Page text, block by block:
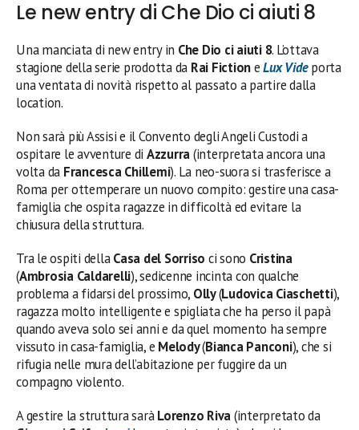
Le new entry di Che Dio ci aiuti 8
Una manciata di new entry in Che Dio ci aiuti 8. L’ottava
stagione della serie prodotta da Rai FictioneLux Videporta
una ventata di novità rispetto al passato a partire dalla
location.
Non sarà più Assisi e il Convento degli Angeli Custodi a
ospitare le avventure di Azzurra(interpretata ancora una
volta da Francesca Chillemi). La neo-suora si trasferisce a
Roma per ottemperare un nuovo compito: gestire una casa-
famiglia che ospita ragazze in difficoltà ed evitare la
chiusura della struttura.
Tra le ospiti dellaCasa del Sorriso ci sono Cristina
(Ambrosia Caldarelli), sedicenne incinta con qualche
problema a fidarsi del prossimo, Olly(Ludovica Ciaschetti),
ragazza molto intelligente e spigliata che ha perso il papà
quando aveva solo sei anni e da quel momento ha sempre
vissuto in casa-famiglia, e Melody(Bianca Panconi), che si
rifugia nelle mura dell’abitazione per fuggire da un
compagno violento.
A gestire la struttura saràLorenzo Riva(interpretato da